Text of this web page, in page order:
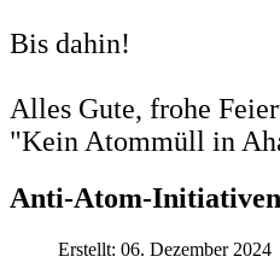
Bis dahin!
Alles Gute, frohe
"Kein Atommüll in
Anti-Atom-
Erstellt: 06. Dezember 2024